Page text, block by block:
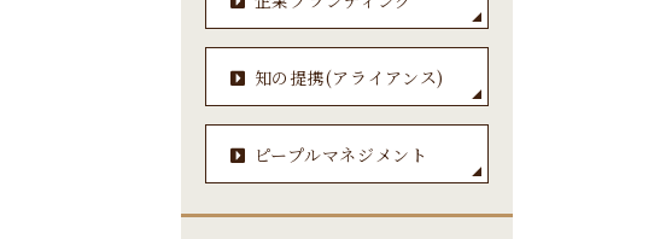
知の提携(アライアンス)
ピープルマネジメント